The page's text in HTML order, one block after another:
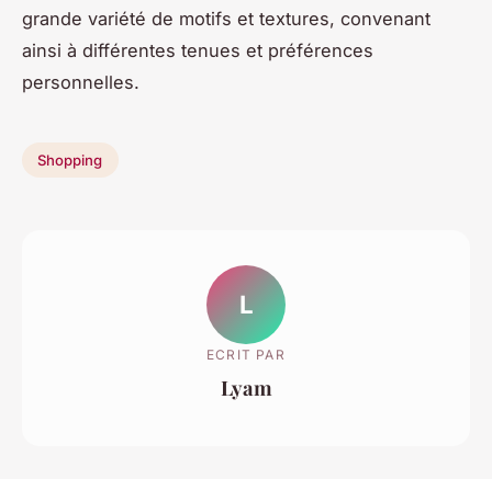
grande variété de motifs et textures, convenant
ainsi à différentes tenues et préférences
personnelles.
Shopping
L
ECRIT PAR
Lyam